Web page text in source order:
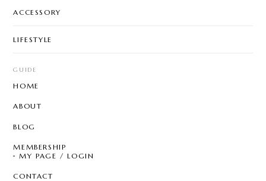
ACCESSORY
LIFESTYLE
GUIDE
HOME
ABOUT
BLOG
MEMBERSHIP
MY PAGE / LOGIN
CONTACT